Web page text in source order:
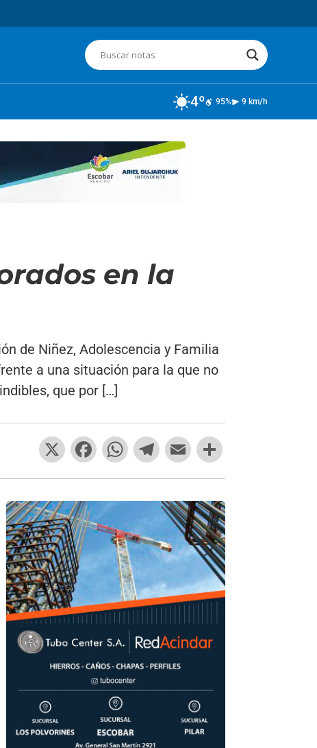
4º 95% 9 km/h
en la
de Niñez, Adolescencia y Familia
a una situación para la que no
que por […]
X
F
a
e
b
o
o
k
W
h
s
A
p
p
T
el
gr
a
m
E
m
l
o
p
ar
tir